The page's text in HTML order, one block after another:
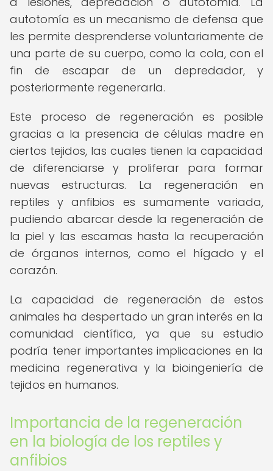
autotomía es un mecanismo de defensa que
les permite desprenderse voluntariamente de
una parte de su cuerpo, como la cola, con el
fin de escapar de un depredador, y
posteriormente regenerarla.
Este proceso de regeneración es posible
gracias a la presencia de células madre en
ciertos tejidos, las cuales tienen la capacidad
de diferenciarse y proliferar para formar
nuevas estructuras. La regeneración en
reptiles y anfibios es sumamente variada,
pudiendo abarcar desde la regeneración de
la piel y las escamas hasta la recuperación
de órganos internos, como el hígado y el
corazón.
La capacidad de regeneración de estos
animales ha despertado un gran interés en la
comunidad científica, ya que su estudio
podría tener importantes implicaciones en la
medicina regenerativa y la bioingeniería de
tejidos en humanos.
Importancia de la regeneración
en la biología de los reptiles y
anfibios